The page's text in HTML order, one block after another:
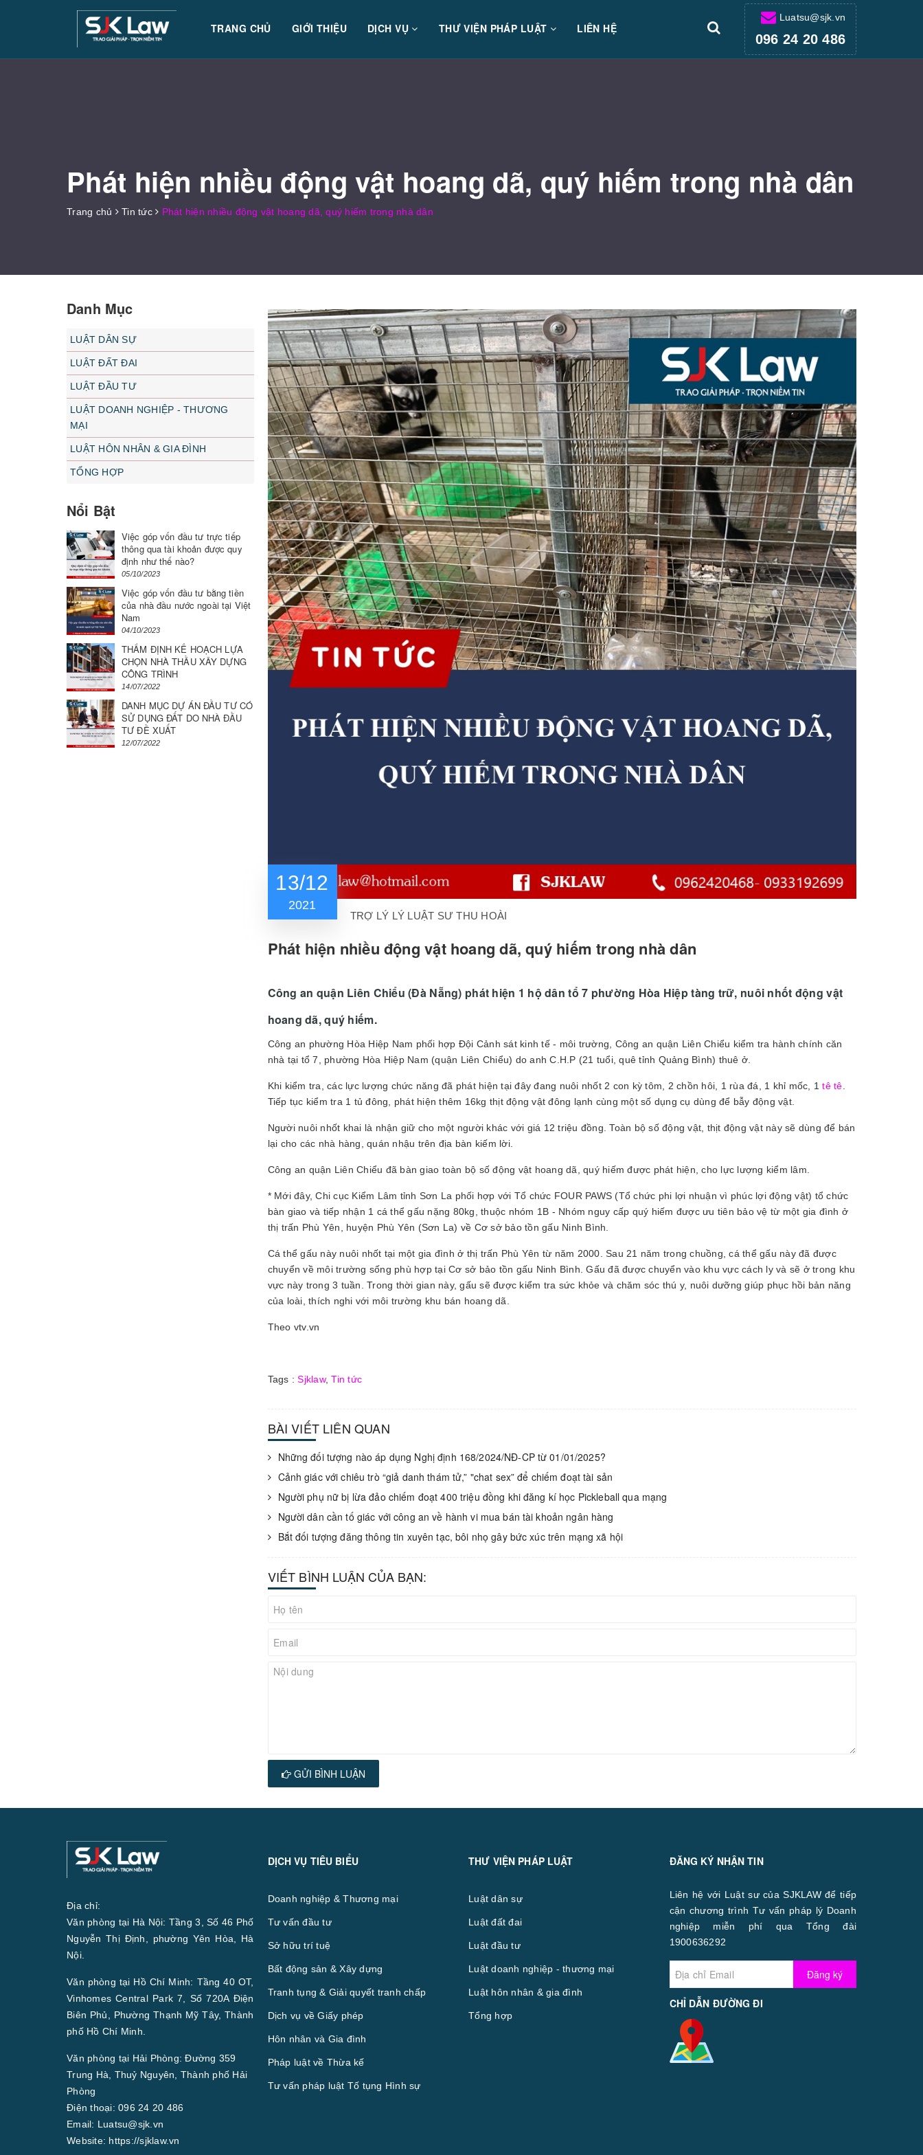
TRANG CHỦ GIỚI THIỆU DỊCH VỤ THƯ VIỆN PHÁP LUẬT LIÊN HỆ
Luatsu@sjk.vn
096 24 20 486
Phát hiện nhiều động vật hoang dã, quý hiếm trong nhà dân
Trang chủ Tin tức Phát hiện nhiều động vật hoang dã, quý hiếm trong nhà dân
13/12
2021
TRỢ LÝ LÝ LUẬT SƯ THU HOÀI
Phát hiện nhiều động vật hoang dã, quý hiếm trong nhà dân
Công an quận Liên Chiểu (Đà Nẵng) phát hiện 1 hộ dân tổ 7 phường Hòa Hiệp tàng trữ, nuôi nhốt động vật
hoang dã, quý hiếm.
Công an phường Hòa Hiệp Nam phối hợp Đội Cảnh sát kinh tế - môi trường, Công an quận Liên Chiểu kiểm tra hành chính căn
nhà tại tổ 7, phường Hòa Hiệp Nam (quận Liên Chiểu) do anh C.H.P (21 tuổi, quê tỉnh Quảng Bình) thuê ở.
Khi kiểm tra, các lực lượng chức năng đã phát hiện tại đây đang nuôi nhốt 2 con kỳ tôm, 2 chồn hôi, 1 rùa đá, 1 khỉ mốc, 1tê tê
Tiếp tục kiểm tra 1 tủ đông, phát hiện thêm 16kg thịt động vật đông lạnh cùng một số dụng cụ dùng để bẫy động vật.
Người nuôi nhốt khai là nhận giữ cho một người khác với giá 12 triệu đồng. Toàn bộ số động vật, thịt động vật này sẽ dùng để bán
lại cho các nhà hàng, quán nhậu trên địa bàn kiếm lời.
Công an quận Liên Chiểu đã bàn giao toàn bộ số động vật hoang dã, quý hiếm được phát hiện, cho lực lượng kiểm lâm.
* Mới đây, Chi cục Kiểm Lâm tỉnh Sơn La phối hợp với Tổ chức FOUR PAWS (Tổ chức phi lợi nhuận vì phúc lợi động vật) tổ chức
bàn giao và tiếp nhận 1 cá thể gấu nặng 80kg, thuộc nhóm 1B - Nhóm nguy cấp quý hiếm được ưu tiên bảo vệ từ một gia đình ở
thị trấn Phù Yên, huyện Phù Yên (Sơn La) về Cơ sở bảo tồn gấu Ninh Bình.
Cá thể gấu này nuôi nhốt tại một gia đình ở thị trấn Phù Yên từ năm 2000. Sau 21 năm trong chuồng, cá thể gấu này đã được
chuyển về môi trường sống phù hợp tại Cơ sở bảo tồn gấu Ninh Bình. Gấu đã được chuyển vào khu vực cách ly và sẽ ở trong khu
vực này trong 3 tuần. Trong thời gian này, gấu sẽ được kiểm tra sức khỏe và chăm sóc thú y, nuôi dưỡng giúp phục hồi bản năng
của loài, thích nghi với môi trường khu bán hoang dã.
Theo vtv.vn
Tags :Sjklaw,Tin tức
BÀI VIẾT LIÊN QUAN
Những đối tượng nào áp dụng Nghị định 168/2024/NĐ-CP từ 01/01/2025?
Cảnh giác với chiêu trò “giả danh thám tử,” "chat sex” để chiếm đoạt tài sản
Người phụ nữ bị lừa đảo chiếm đoạt 400 triệu đồng khi đăng kí học Pickleball qua mạng
Người dân cần tố giác với công an về hành vi mua bán tài khoản ngân hàng
Bắt đối tượng đăng thông tin xuyên tạc, bôi nhọ gây bức xúc trên mạng xã hội
VIẾT BÌNH LUẬN CỦA BẠN:
GỬI BÌNH LUẬN
Danh Mục
LUẬT DÂN SỰ
LUẬT ĐẤT ĐAI
LUẬT ĐẦU TƯ
LUẬT DOANH NGHIỆP - THƯƠNG
MẠI
LUẬT HÔN NHÂN & GIA ĐÌNH
TỔNG HỢP
Nổi Bật
Việc góp vốn đầu tư trực tiếp
thông qua tài khoản được quy
định như thế nào?
05/10/2023
Việc góp vốn đầu tư bằng tiền
của nhà đầu nước ngoài tại Việt
Nam
04/10/2023
THẨM ĐỊNH KẾ HOẠCH LỰA
CHỌN NHÀ THẦU XÂY DỰNG
CÔNG TRÌNH
14/07/2022
DANH MỤC DỰ ÁN ĐẦU TƯ CÓ
SỬ DỤNG ĐẤT DO NHÀ ĐẦU
TƯ ĐỀ XUẤT
12/07/2022
Địa chỉ:
Văn phòng tại Hà Nội: Tầng 3, Số 46 Phố
Nguyễn Thị Định, phường Yên Hòa, Hà
Nội.
Văn phòng tại Hồ Chí Minh: Tầng 40 OT,
Vinhomes Central Park 7, Số 720A Điện
Biên Phủ, Phường Thạnh Mỹ Tây, Thành
phố Hồ Chí Minh.
Văn phòng tại Hải Phòng: Đường 359
Trung Hà, Thuỷ Nguyên, Thành phố Hải
Phòng
Điện thoại: 096 24 20 486
Email: Luatsu@sjk.vn
Website: https://sjklaw.vn
DỊCH VỤ TIÊU BIỂU
Doanh nghiệp & Thương mại
Tư vấn đầu tư
Sở hữu trí tuệ
Bất động sản & Xây dựng
Tranh tụng & Giải quyết tranh chấp
Dịch vụ về Giấy phép
Hôn nhân và Gia đình
Pháp luật về Thừa kế
Tư vấn pháp luật Tố tụng Hình sự
THƯ VIỆN PHÁP LUẬT
Luật dân sự
Luật đất đai
Luật đầu tư
Luật doanh nghiệp - thương mại
Luật hôn nhân & gia đình
Tổng hợp
ĐĂNG KÝ NHẬN TIN
Liên hệ với Luật sư của SJKLAW để tiếp
cận chương trình Tư vấn pháp lý Doanh
nghiệp miễn phí qua Tổng đài
1900636292
Đăng ký
CHỈ DẪN ĐƯỜNG ĐI